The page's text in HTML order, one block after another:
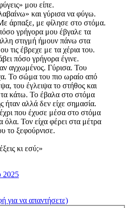
μου είπε.
και γύρισα να φύγω.
άρπαξε, με φίλησε στο στόμα.
γρήγορα μου έβγαλε τα
στιγμή ήμουν πάνω στα
τις έβρεχε με τα χέρια του.
πόσο γρήγορα έγινε.
αγχωμένος. Γύρισα. Του
Το σώμα του πιο ωραίο από
του έγλειψα το στήθος και
κάτω. Το έβαλα στο στόμα
ήταν αλλά δεν είχε σημασία.
που έχυσε μέσα στο στόμα
όλα. Τον είχα φέρει στα μέτρα
το ξεφούρνισε.
κι εσύ;»
2025
για να απαντήσετε)